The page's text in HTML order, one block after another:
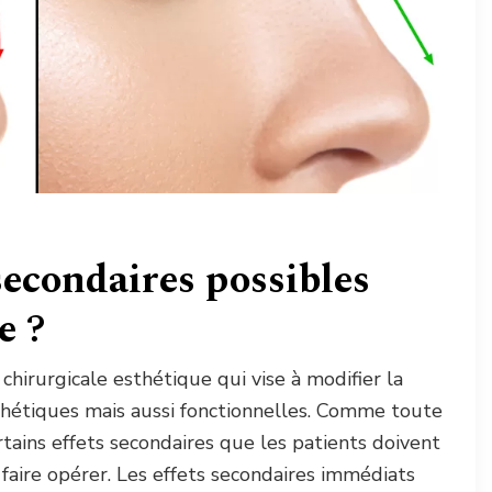
possibles
?
esthétique qui vise à modifier la
mais aussi fonctionnelles. Comme toute
effets secondaires que les patients doivent
opérer. Les effets secondaires immédiats